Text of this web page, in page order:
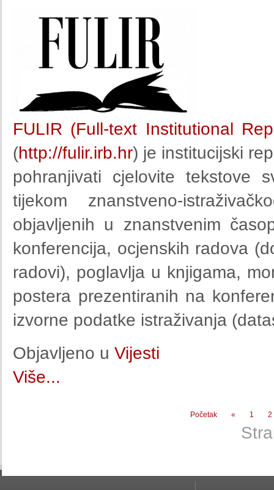
FULIR (Full-text Institutional
(http://fulir.irb.hr) je institucijski
pohranjivati cjelovite tekstove
tijekom znanstveno-
objavljenih u znanstvenim
konferencija, ocjenskih radova
radovi), poglavlja u knjigama,
postera prezentiranih na
izvorne podatke istraživanja
Objavljeno u Vijesti
Više...
Početak « 1 2